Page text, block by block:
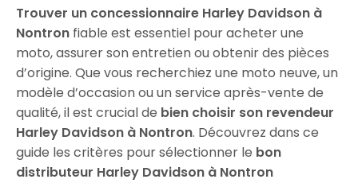
Trouver un concessionnaire Harley Davidson à
Nontron fiable est essentiel pour acheter une
moto, assurer son entretien ou obtenir des pièces
d’origine. Que vous recherchiez une moto neuve, un
modèle d’occasion ou un service après-vente de
qualité, il est crucial de bien choisir son revendeur
Harley Davidson à Nontron. Découvrez dans ce
guide les critères pour sélectionner le bon
distributeur Harley Davidson à Nontron